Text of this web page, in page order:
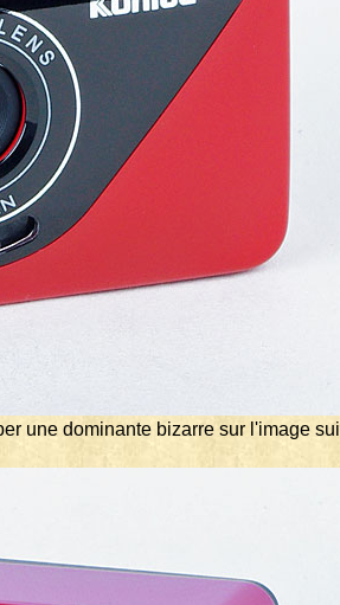
une dominante bizarre sur l'image